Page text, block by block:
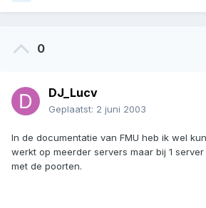
0
DJ_Lucv
Geplaatst: 2 juni 2003
In de documentatie van FMU heb ik wel
werkt op meerder servers maar bij 1
met de poorten.